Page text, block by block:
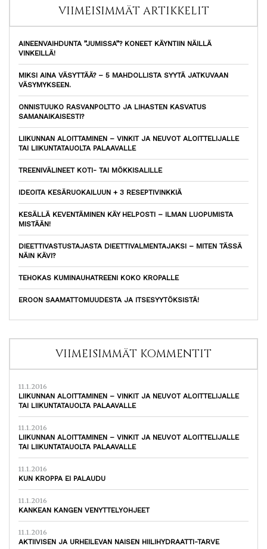
VIIMEISIMMÄT ARTIKKELIT
AINEENVAIHDUNTA ”JUMISSA”? KONEET KÄYNTIIN NÄILLÄ
VINKEILLÄ!
MIKSI AINA VÄSYTTÄÄ? – 5 MAHDOLLISTA SYYTÄ JATKUVAAN
VÄSYMYKSEEN.
ONNISTUUKO RASVANPOLTTO JA LIHASTEN KASVATUS
SAMANAIKAISESTI?
LIIKUNNAN ALOITTAMINEN – VINKIT JA NEUVOT ALOITTELIJALLE
TAI LIIKUNTATAUOLTA PALAAVALLE
TREENIVÄLINEET KOTI- TAI MÖKKISALILLE
IDEOITA KESÄRUOKAILUUN + 3 RESEPTIVINKKIÄ
KESÄLLÄ KEVENTÄMINEN KÄY HELPOSTI – ILMAN LUOPUMISTA
MISTÄÄN!
DIEETTIVASTUSTAJASTA DIEETTIVALMENTAJAKSI – MITEN TÄSSÄ
NÄIN KÄVI?
TEHOKAS KUMINAUHATREENI KOKO KROPALLE
EROON SAAMATTOMUUDESTA JA ITSESYYTÖKSISTÄ!
VIIMEISIMMÄT KOMMENTIT
11.1.2016
LIIKUNNAN ALOITTAMINEN – VINKIT JA NEUVOT ALOITTELIJALLE
TAI LIIKUNTATAUOLTA PALAAVALLE
11.1.2016
LIIKUNNAN ALOITTAMINEN – VINKIT JA NEUVOT ALOITTELIJALLE
TAI LIIKUNTATAUOLTA PALAAVALLE
11.1.2016
KUN KROPPA EI PALAUDU
11.1.2016
KANKEAN KANGEN VENYTTELYOHJEET
11.1.2016
AKTIIVISEN JA URHEILEVAN NAISEN HIILIHYDRAATTI-TARVE